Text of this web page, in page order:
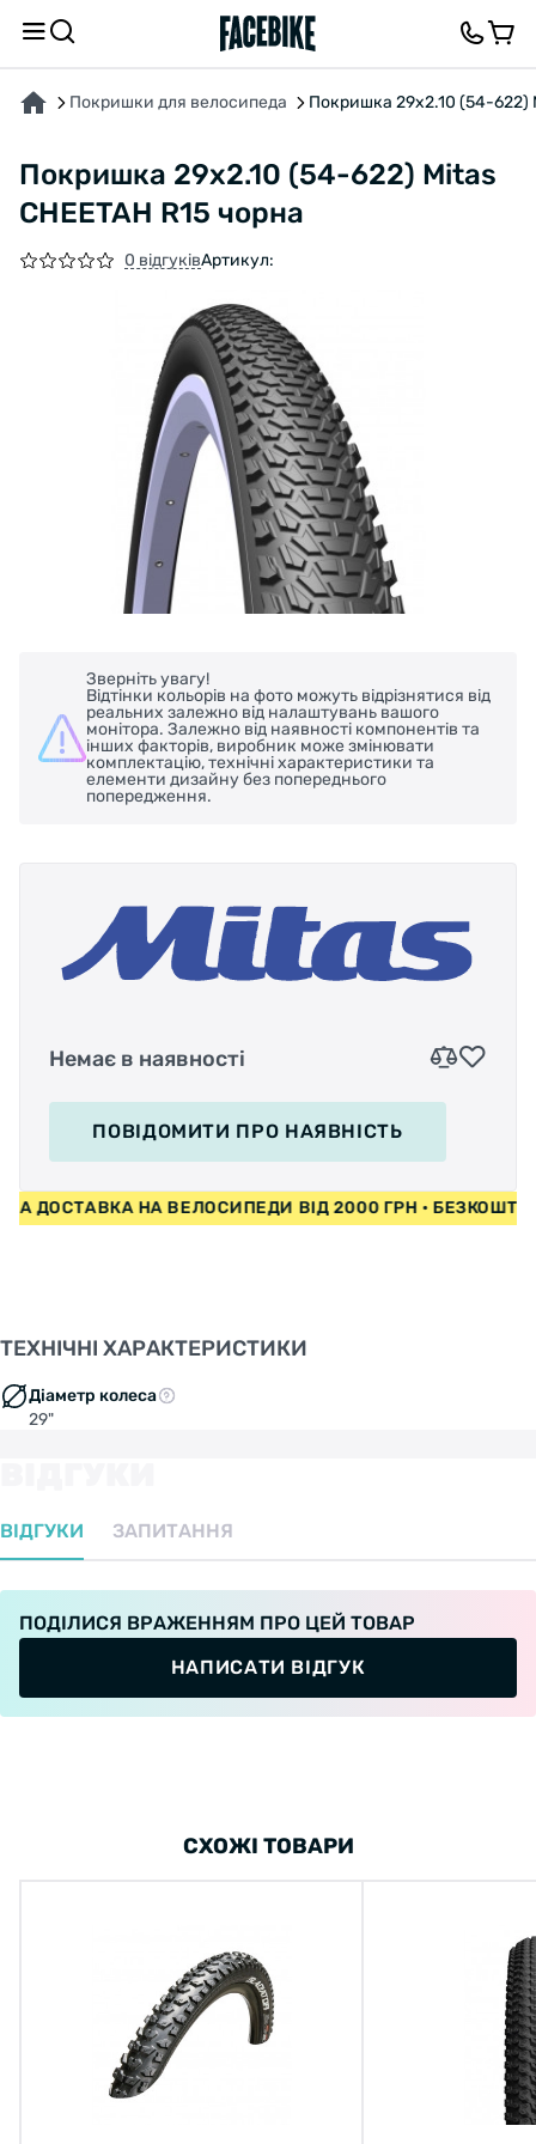
Покришки для велосипеда Покришка 29x2.10 (54-622)
Покришка 29x2.10 (54-622) Mitas
CHEETAH R15 чорна
0 відгуківАртикул:
Зверніть увагу!
Відтінки кольорів на фото можуть відрізнятися від
реальних залежно від налаштувань вашого
монітора. Залежно від наявності компонентів та
інших факторів, виробник може змінювати
комплектацію, технічні характеристики та
елементи дизайну без попереднього
попередження.
Немає в наявності
ПОВІДОМИТИ ПРО НАЯВНІСТЬ
ДОСТАВКА НА ВЕЛОСИПЕДИ ВІД 2000 ГРН •
ТЕХНІЧНІ ХАРАКТЕРИСТИКИ
Діаметр колеса
29"
ВІДГУКИ ЗАПИТАННЯ
ПОДІЛИСЯ ВРАЖЕННЯМ ПРО ЦЕЙ ТОВАР
НАПИСАТИ ВІДГУК
ПРО ТОВАР ХАРАКТЕРИСТИКИВІДГУКИ ТА ЗАПИТАННЯ
СХОЖІ ТОВАРИ